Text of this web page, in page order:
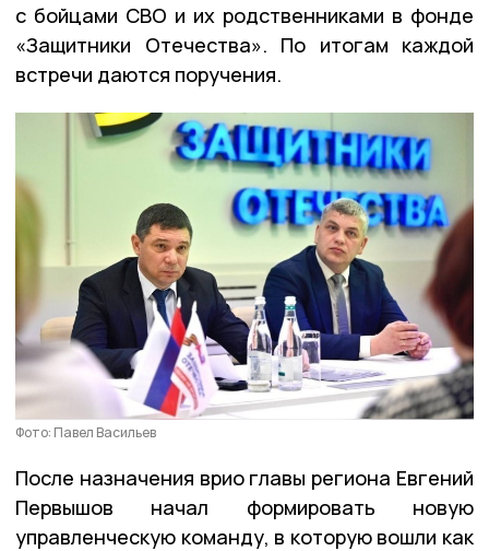
с бойцами СВО и их родственниками в фонде
«Защитники Отечества». По итогам каждой
встречи даются поручения.
Фото: Павел Васильев
После назначения врио главы региона Евгений
Первышов начал формировать новую
управленческую команду, в которую вошли как